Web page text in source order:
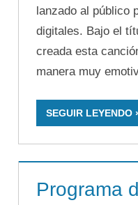
lanzado al público
digitales. Bajo el
creada esta
manera muy
SEGUIR LEYENDO
Programa